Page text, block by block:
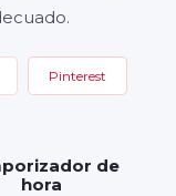
Pinterest
de
hora